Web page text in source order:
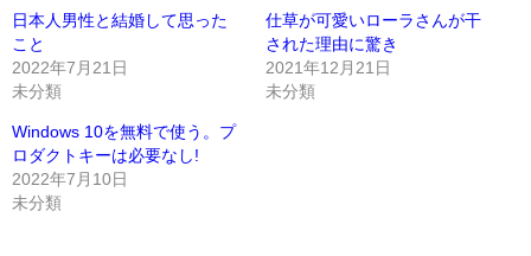
日本人男性と結婚して思った
こと
2022年7月21日
未分類
仕草が可愛いローラさんが干
された理由に驚き
2021年12月21日
未分類
Windows 10を無料で使う。プ
ロダクトキーは必要なし!
2022年7月10日
未分類